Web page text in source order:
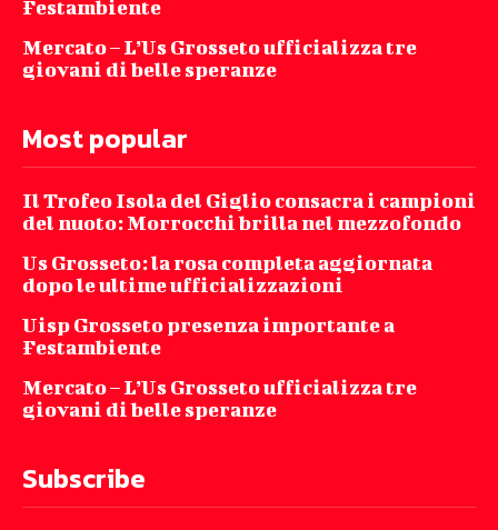
Festambiente
Mercato – L’Us Grosseto ufficializza tre
giovani di belle speranze
Most popular
Il Trofeo Isola del Giglio consacra i campioni
del nuoto: Morrocchi brilla nel mezzofondo
Us Grosseto: la rosa completa aggiornata
dopo le ultime ufficializzazioni
Uisp Grosseto presenza importante a
Festambiente
Mercato – L’Us Grosseto ufficializza tre
giovani di belle speranze
Subscribe